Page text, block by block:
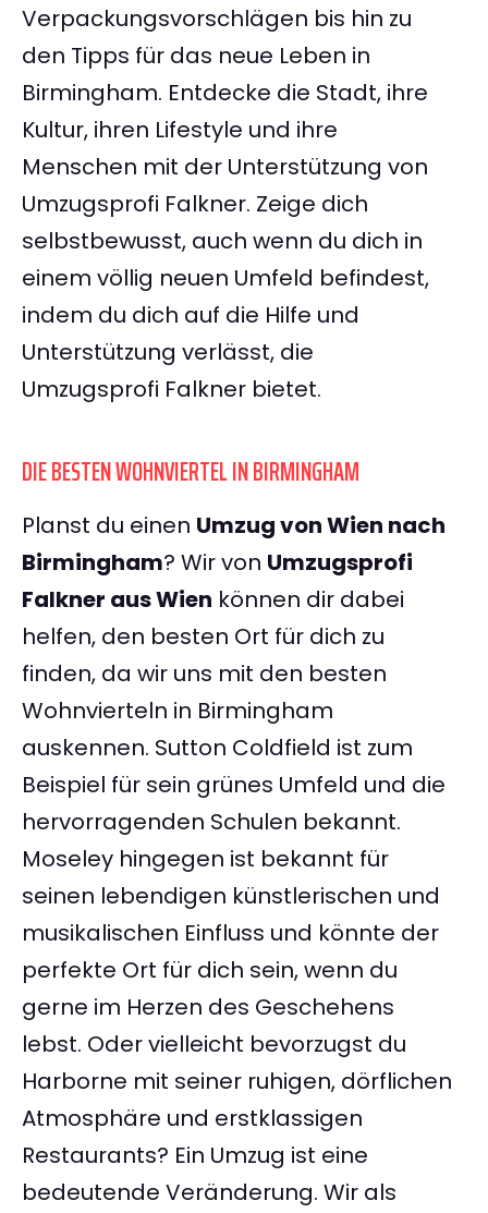
Verpackungsvorschlägen bis hin zu
den Tipps für das neue Leben in
Birmingham. Entdecke die Stadt, ihre
Kultur, ihren Lifestyle und ihre
Menschen mit der Unterstützung von
Umzugsprofi Falkner. Zeige dich
selbstbewusst, auch wenn du dich in
einem völlig neuen Umfeld befindest,
indem du dich auf die Hilfe und
Unterstützung verlässt, die
Umzugsprofi Falkner bietet.
DIE BESTEN WOHNVIERTEL IN BIRMINGHAM
Planst du einen Umzug von Wien nach
Birmingham? Wir von Umzugsprofi
Falkner aus Wien können dir dabei
helfen, den besten Ort für dich zu
finden, da wir uns mit den besten
Wohnvierteln in Birmingham
auskennen. Sutton Coldfield ist zum
Beispiel für sein grünes Umfeld und die
hervorragenden Schulen bekannt.
Moseley hingegen ist bekannt für
seinen lebendigen künstlerischen und
musikalischen Einfluss und könnte der
perfekte Ort für dich sein, wenn du
gerne im Herzen des Geschehens
lebst. Oder vielleicht bevorzugst du
Harborne mit seiner ruhigen, dörflichen
Atmosphäre und erstklassigen
Restaurants? Ein Umzug ist eine
bedeutende Veränderung. Wir als